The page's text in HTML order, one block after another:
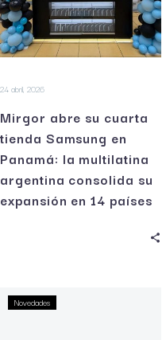
24 abril, 2026
Mirgor abre su cuarta
tienda Samsung en
Panamá: la multilatina
argentina consolida su
expansión en 14 países
Novedades